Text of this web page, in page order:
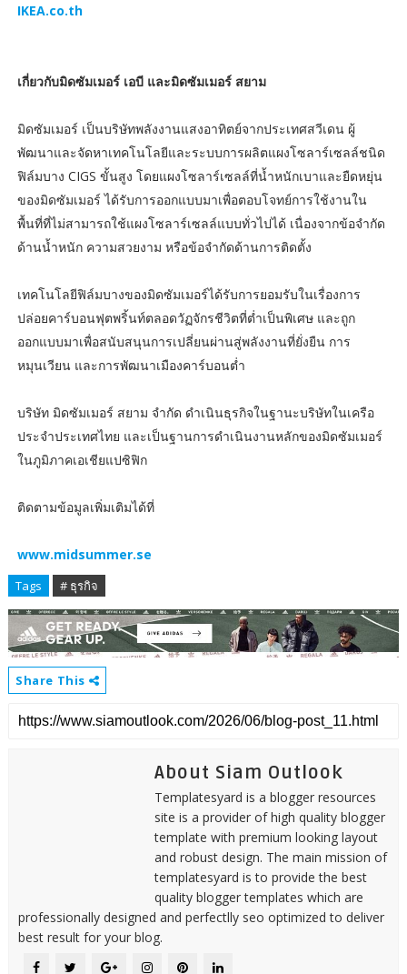
IKEA.co.th
เกี่ยวกับมิดซัมเมอร์ เอบี และมิดซัมเมอร์ สยาม
มิดซัมเมอร์ เป็นบริษัทพลังงานแสงอาทิตย์จากประเทศสวีเดน ผู้
พัฒนาและจัดหาเทคโนโลยีและระบบการผลิตแผงโซลาร์เซลล์ชนิด
ฟิล์มบาง CIGS ขั้นสูง โดยแผงโซลาร์เซลล์ที่น้ำหนักเบาและยืดหยุ่น
ของมิดซัมเมอร์ ได้รับการออกแบบมาเพื่อตอบโจทย์การใช้งานใน
พื้นที่ที่ไม่สามารถใช้แผงโซลาร์เซลล์แบบทั่วไปได้ เนื่องจากข้อจำกัด
ด้านน้ำหนัก ความสวยงาม หรือข้อจำกัดด้านการติดตั้ง
เทคโนโลยีฟิล์มบางของมิดซัมเมอร์ได้รับการยอมรับในเรื่องการ
ปล่อยคาร์บอนฟุตพริ้นท์ตลอดวัฏจักรชีวิตที่ต่ำเป็นพิเศษ และถูก
ออกแบบมาเพื่อสนับสนุนการเปลี่ยนผ่านสู่พลังงานที่ยั่งยืน การ
หมุนเวียน และการพัฒนาเมืองคาร์บอนต่ำ
บริษัท มิดซัมเมอร์ สยาม จำกัด ดำเนินธุรกิจในฐานะบริษัทในเครือ
ประจำประเทศไทย และเป็นฐานการดำเนินงานหลักของมิดซัมเมอร์
ในภูมิภาคเอเชียแปซิฟิก
ติดตามข้อมูลเพิ่มเติมได้ที่
www.midsummer.se
Tags # ธุรกิจ
Share This
About Siam Outlook
Templatesyard is a blogger resources
site is a provider of high quality blogger
template with premium looking layout
and robust design. The main mission of
templatesyard is to provide the best
quality blogger templates which are
professionally designed and perfectlly seo optimized to deliver
best result for your blog.